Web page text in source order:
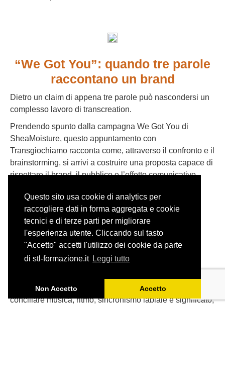
Questo sito usa cookie di analytics per
raccogliere dati in forma aggregata e cookie
tecnici e di terze parti per migliorare
l'esperienza utente. Cliccando sul tasto
"Accetto" accetti l'utilizzo dei cookie da parte
di stl-formazione.it Leggi tutto
Non Accetto Accetto
“We Got You”: quando tre parole
raccontano un brand
Dietro un claim di appena tre parole può nascondersi un
complesso lavoro di transcreation.
Prendendo spunto dalla campagna We Got You di
SheaMoisture, questo appuntamento con
Transgiochiamo racconta come, attraverso il confronto e il
brainstorming, si arrivi a costruire una proposta capace di
rispettare il brand, il pubblico e l’effetto comunicativo
Adattare una canzone: il caso
Tradurre una canzone per il doppiaggio significa
conciliare musica, ritmo, sincronismo labiale e significato,